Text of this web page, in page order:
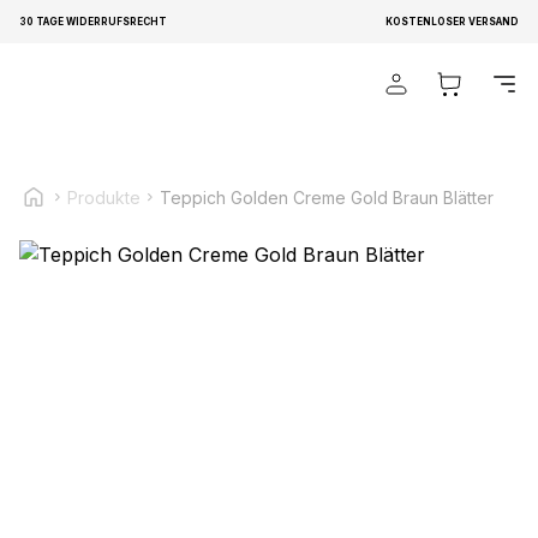
30 TAGE WIDERRUFSRECHT KOSTENLOSER VERSAND
Produkte Teppich Golden Creme Gold Braun Blätter
Wir verwenden Cookies, um Inhalte und Anzeigen zu
unserer Website an unsere Partner für soziale Medien,
Informationen mit weiteren Daten zusammenführen, die Sie
ihnen bereitgestellt haben oder die sie im Rahmen Ihrer